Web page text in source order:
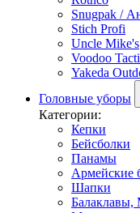
Snugpak /
Stich Profi
Uncle Mike's
Voodoo
Yakeda
Головные уборы
Категории:
Кепки
Бейсболки
Панамы
Армейские
Шапки